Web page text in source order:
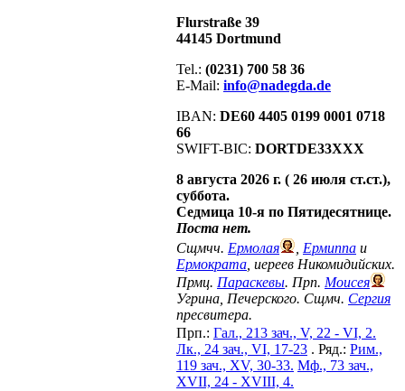
Flurstraße 39
44145 Dortmund
Tel.: (0231) 700 58 36
E-Mail: info@nadegda.de
IBAN: DE60 4405 0199 0001 0718
66
SWIFT-BIC: DORTDE33XXX
8 августа 2026 г. ( 26 июля ст.ст.),
суббота.
Седмица 10-я по Пятидесятнице.
Поста нет.
Сщмчч. Ермолая Ермиппа и
Ермократа , иереев Никомидийских.
Прмц. Параскевы. Прп. Моисея
Угрина, Печерского. Сщмч. Сергия
пресвитера.
Прп.: Гал., 213 зач., V, 22 - VI, 2.
Лк., 24 зач., VI, 17-23 . Ряд.: Рим.,
119 зач., XV, 30-33. Мф., 73 зач.,
XVII, 24 - XVIII, 4.